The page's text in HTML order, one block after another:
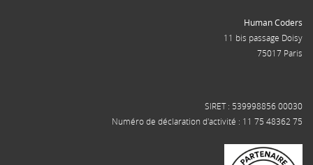
Human Coders
11 bis passage Doisy
75017 Paris
SIRET : 539998856 00030
Numéro de déclaration d'activité : 11 75 48362 75